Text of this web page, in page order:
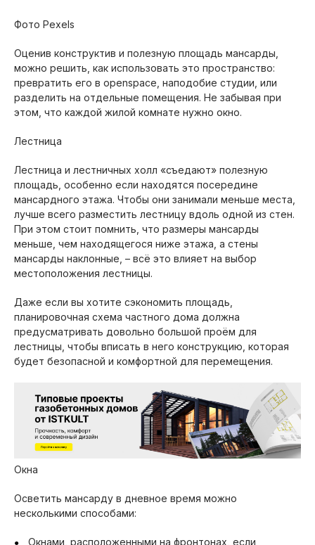
Фото Pexels
Оценив конструктив и полезную площадь мансарды,
можно решить, как использовать это пространство:
превратить его в openspace, наподобие студии, или
разделить на отдельные помещения. Не забывая при
этом, что каждой жилой комнате нужно окно.
Лестница
Лестница и лестничных холл «съедают» полезную
площадь, особенно если находятся посередине
мансардного этажа. Чтобы они занимали меньше места,
лучше всего разместить лестницу вдоль одной из стен.
При этом стоит помнить, что размеры мансарды
меньше, чем находящегося ниже этажа, а стены
мансарды наклонные, – всё это влияет на выбор
местоположения лестницы.
Даже если вы хотите сэкономить площадь,
планировочная схема частного дома должна
предусматривать довольно большой проём для
лестницы, чтобы вписать в него конструкцию, которая
будет безопасной и комфортной для перемещения.
Окна
Осветить мансарду в дневное время можно
несколькими способами:
Окнами, расположенными на фронтонах, если